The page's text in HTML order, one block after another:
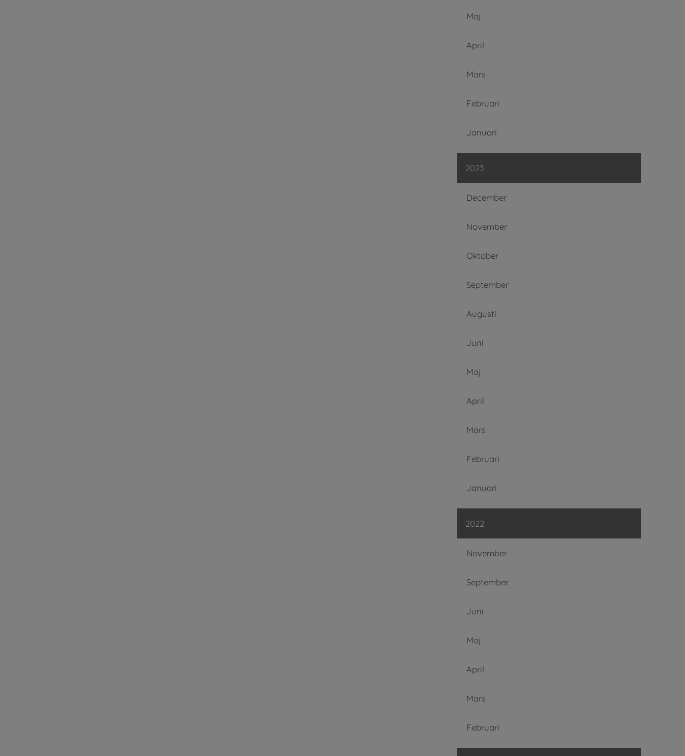
Maj
April
Mars
Februari
Januari
2023
December
November
Oktober
September
Augusti
Juni
Maj
April
Mars
Februari
Januari
2022
November
September
Juni
Maj
April
Mars
Februari